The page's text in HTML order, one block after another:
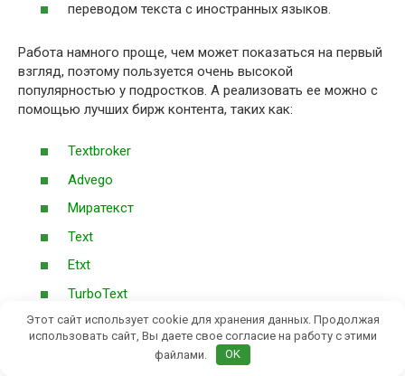
переводом текста с иностранных языков.
Работа намного проще, чем может показаться на первый
взгляд, поэтому пользуется очень высокой
популярностью у подростков. А реализовать ее можно с
помощью лучших бирж контента, таких как:
Textbroker
Advego
Миратекст
Text
Etxt
TurboText
3.Монтаж видео
На сегодняшний день видео является самым популярным
Этот сайт использует cookie для хранения данных. Продолжая
использовать сайт, Вы даете свое согласие на работу с этими
файлами.
OK